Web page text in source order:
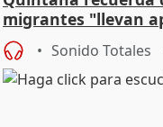
migrantes "llevan
central
Sonido Totales